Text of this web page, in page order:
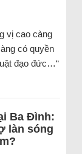
vị cao càng
có quyền
đạo đức…“
Ba Đình:
làn sóng